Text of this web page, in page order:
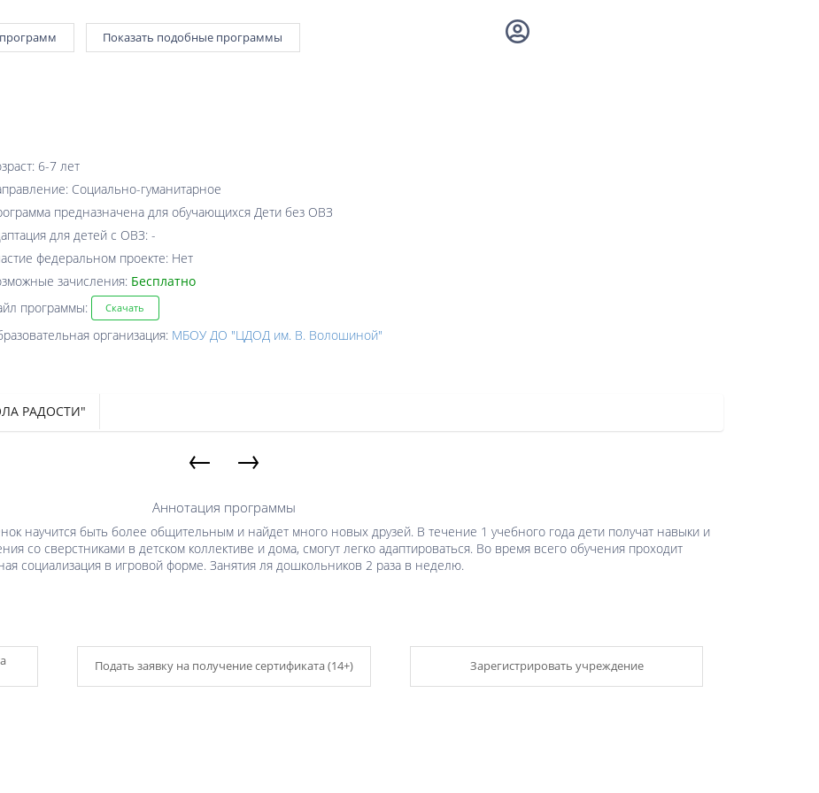
Показать подобные программы
6-7 лет
Социально-гуманитарное
предназначена для обучающихся Дети без ОВЗ
для детей с ОВЗ: -
федеральном проекте: Нет
зачисления: Бесплатно
программы:
Скачать
организация: МБОУ ДО "ЦДОД им. В. Волошиной"
РАДОСТИ"
← →
Аннотация программы
научится быть более общительным и найдет много новых друзей. В течение 1 учебного года дети получат навыки и
со сверстниками в детском коллективе и дома, смогут легко адаптироваться. Во время всего обучения проходит
социализация в игровой форме. Занятия ля дошкольников 2 раза в неделю.
Подать заявку на получение сертификата (14+) Зарегистрировать учреждение